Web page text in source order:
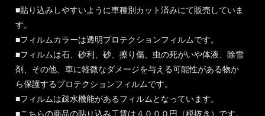
■貼り込みしやすいように車種別カット済みにて販売していま
す。
■フィルムカラーは透明プロテクションフィルムです。
■フィルムは石、砂利、砂、擦り傷、虫の死がいや体液、除雪
剤、その他、車に軽微なダメージを与える可能性がある物か
ら保護するプロテクションフィルムです。
■フィルムは疎水機能があるフィルムとなっています。
■こちらの商品の貼り込み工賃は４０００円（税抜き）です。